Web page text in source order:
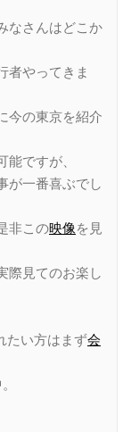
なさんはどこか
者やってきま
今の東京を紹介
ですが、
が一番喜ぶでし
非この映像を見
際見てのお楽し
たい方はまず会